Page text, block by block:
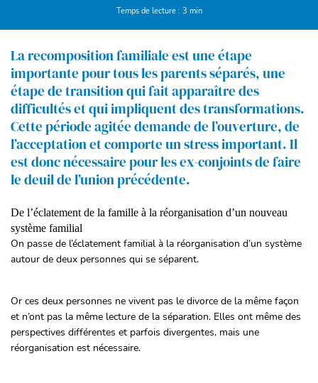
Temps de lecture : 3 min
La recomposition familiale est une étape
importante pour tous les parents séparés, une
étape de transition qui fait apparaître des
difficultés et qui impliquent des transformations.
Cette période agitée demande de l’ouverture, de
l’acceptation et comporte un stress important. Il
est donc nécessaire pour les ex-conjoints de faire
le deuil de l’union précédente.
De l’éclatement de la famille à la réorganisation d’un nouveau
système familial
On passe de l’éclatement familial à la réorganisation d’un système
autour de deux personnes qui se séparent.
Or ces deux personnes ne vivent pas le divorce de la même façon
et n’ont pas la même lecture de la séparation. Elles ont même des
perspectives différentes et parfois divergentes, mais une
réorganisation est nécessaire.